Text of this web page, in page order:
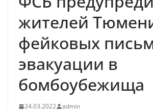
жителей
фейковых
эвакуации в
бомбоубежища
24.03.2022 admin